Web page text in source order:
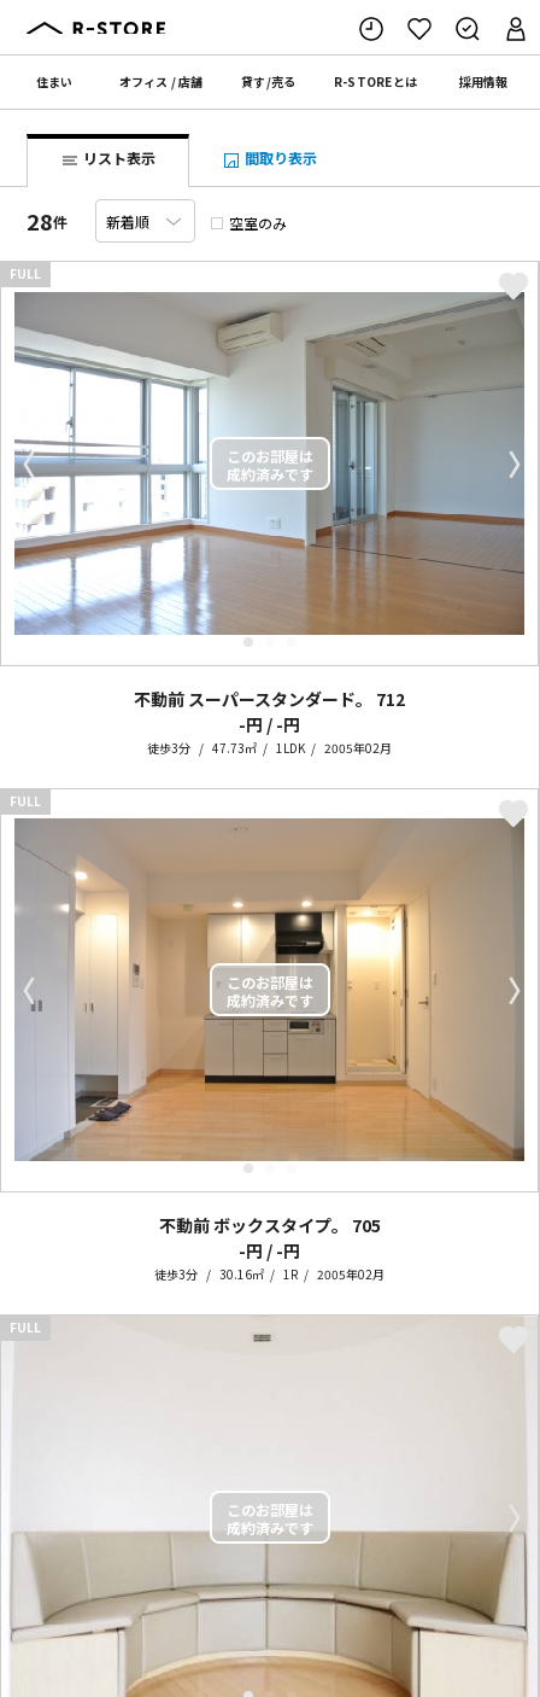
住まい オフィス /店舗 貸す/売る R-STOREとは 採用情報
リスト表示 間取り表示
28件 空室のみ
〈 〉
FULL
不動前 スーパースタンダード。
712
-円 / -円
徒歩3分 47.73㎡ 1LDK 2005年02月
〈 〉
FULL
不動前 ボックスタイプ。
705
-円 / -円
徒歩3分 30.16㎡ 1R 2005年02月
〉
FULL